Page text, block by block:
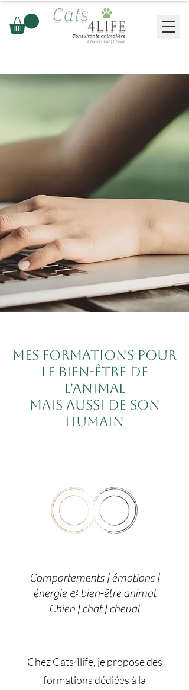
Mes formations pour
le bien-être de
l'animal
mais aussi de son
humain
Comportements | émotions |
énergie & bien-être animal
Chien | chat | cheval
Chez Cats4life, je propose des
formations dédiées à la